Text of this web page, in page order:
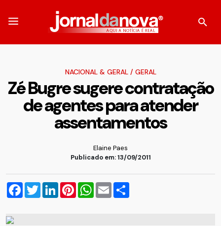
NACIONAL & GERAL/ GERAL
Zé Bugre sugere contratação
de agentes para atender
assentamentos
Elaine Paes
Publicado em: 13/09/2011
Facebook
TwitterLinkedInPinterestWhatsApp
Email